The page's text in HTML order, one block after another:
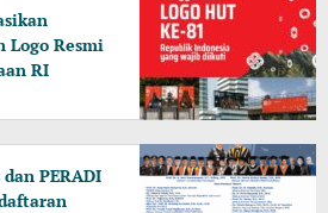
Logo Resmi
RI
PERADI